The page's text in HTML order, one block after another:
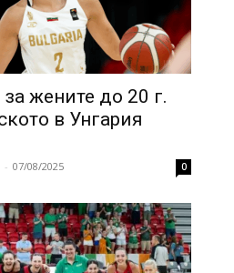
жените до 20 г.
в Унгария
- 07/08/2025 0